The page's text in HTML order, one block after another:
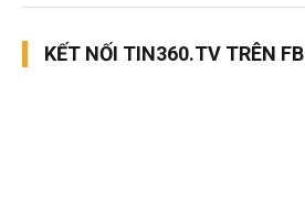
KẾT NỐI TIN360.TV TRÊN FB